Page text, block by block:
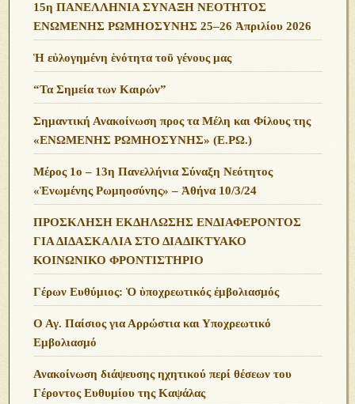
15η ΠΑΝΕΛΛΗΝΙΑ ΣΥΝΑΞΗ ΝΕΟΤΗΤΟΣ
ΕΝΩΜΕΝΗΣ ΡΩΜΗΟΣΥΝΗΣ 25–26 Ἀπριλίου 2026
Ἡ εὐλογημένη ἑνότητα τοῦ γένους μας
“Τα Σημεία των Καιρών”
Σημαντική Ανακοίνωση προς τα Μέλη και Φίλους της
«ΕΝΩΜΕΝΗΣ ΡΩΜΗΟΣΥΝΗΣ» (Ε.ΡΩ.)
Μέρος 1ο – 13η Πανελλήνια Σύναξη Νεότητος
«Ἑνωμένης Ρωμηοσύνης» – Ἀθήνα 10/3/24
ΠΡΟΣΚΛΗΣΗ ΕΚΔΗΛΩΣΗΣ ΕΝΔΙΑΦΕΡΟΝΤΟΣ
ΓΙΑ ΔΙΔΑΣΚΑΛΙΑ ΣΤΟ ΔΙΑΔΙΚΤΥΑΚΟ
ΚΟΙΝΩΝΙΚΟ ΦΡΟΝΤΙΣΤΗΡΙΟ
Γέρων Ευθύμιος: Ὁ ὑποχρεωτικός ἐμβολιασμός
Ο Αγ. Παίσιος για Αρρώστια και Υποχρεωτικό
Εμβολιασμό
Ανακοίνωση διάψευσης ηχητικού περί θέσεων του
Γέροντος Ευθυμίου της Καψάλας